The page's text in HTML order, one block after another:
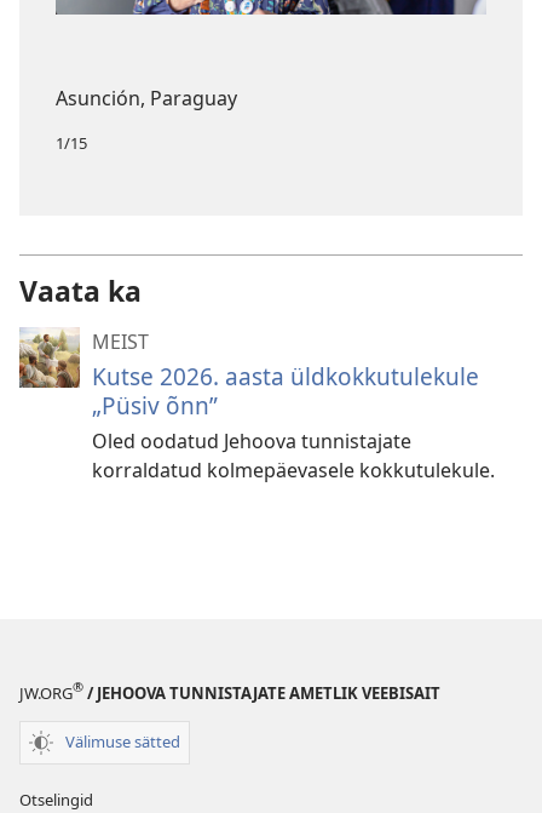
Asunción, Paraguay
1/15
Vaata ka
MEIST
Kutse 2026. aasta üldkokkutulekule
„Püsiv õnn”
Oled oodatud Jehoova tunnistajate
korraldatud kolmepäevasele kokkutulekule.
JW.ORG® / JEHOOVA TUNNISTAJATE AMETLIK VEEBISAIT
Välimuse sätted
Otselingid